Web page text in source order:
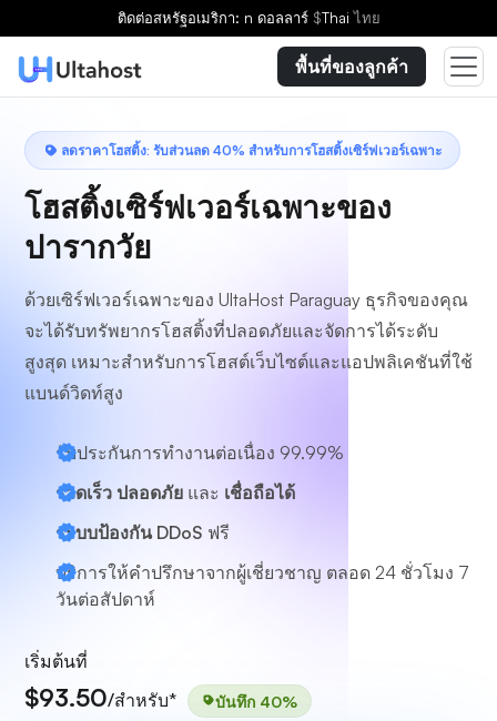
ติดต่อสหรัฐอเมริกา: n ดอลลาร์ $Thaiไทย
พื้นที่ของลูกค้า
ลดราคาโฮสติ้ง: รับส่วนลด 40% สำหรับการโฮสติ้งเซิร์ฟเวอร์เฉพาะ
โฮสติ้งเซิร์ฟเวอร์เฉพาะของ
ปารากวัย
ด้วยเซิร์ฟเวอร์เฉพาะของ UltaHost Paraguay ธุรกิจของคุณ
จะได้รับทรัพยากรโฮสติ้งที่ปลอดภัยและจัดการได้ระดับ
สูงสุด เหมาะสำหรับการโฮสต์เว็บไซต์และแอปพลิเคชันที่ใช้
แบนด์วิดท์สูง
รับประกันการทำงานต่อเนื่อง 99.99%
รวดเร็ว ปลอดภัย และ เชื่อถือได้
ระบบป้องกัน DDoS ฟรี
บริการให้คำปรึกษาจากผู้เชี่ยวชาญ ตลอด 24 ชั่วโมง 7
วันต่อสัปดาห์
เริ่มต้นที่
$93.50/สำหรับ* บันทึก 40%